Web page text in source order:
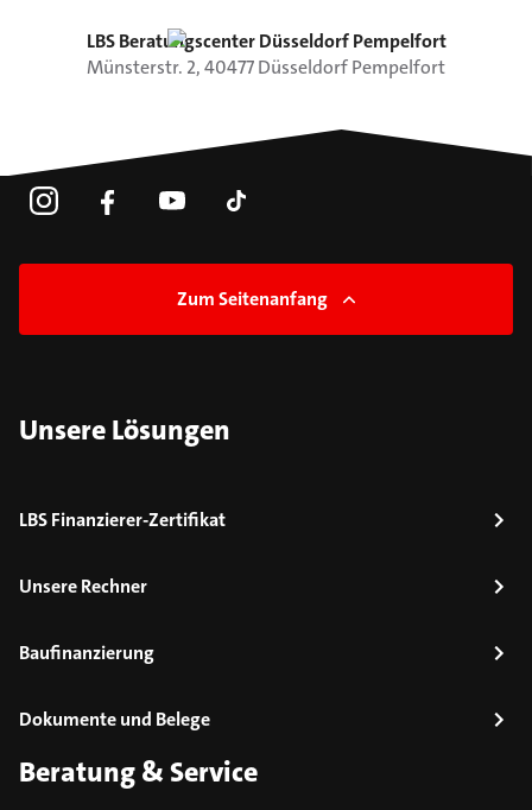
LBS Beratungscenter Düsseldorf Pempelfort
Münsterstr. 2,40477DüsseldorfPempelfort
Zum Seitenanfang
Unsere Lösungen
LBS Finanzierer-Zertifikat
Unsere Rechner
Baufinanzierung
Dokumente und Belege
Beratung & Service